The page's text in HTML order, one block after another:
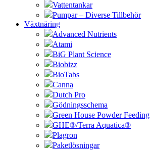
Vattentankar
Pumpar – Diverse Tillbehör
Växtnäring
Advanced Nutrients
Atami
BiG Plant Science
Biobizz
BioTabs
Canna
Dutch Pro
Gödningsschema
Green House Powder Feeding
GHE®/Terra Aquatica®
Plagron
Paketlösningar